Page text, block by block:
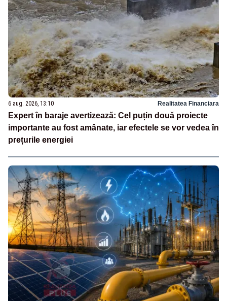
6 aug. 2026, 13:10 Realitatea Financiara
Expert în baraje avertizează: Cel puțin două proiecte
importante au fost amânate, iar efectele se vor vedea în
prețurile energiei